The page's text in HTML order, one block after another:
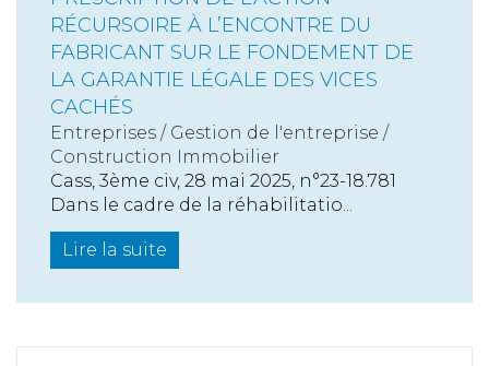
RÉCURSOIRE À L’ENCONTRE DU
FABRICANT SUR LE FONDEMENT DE
LA GARANTIE LÉGALE DES VICES
CACHÉS
Entreprises / Gestion de l'entreprise /
Construction Immobilier
Cass, 3ème civ, 28 mai 2025, n°23-18.781
Dans le cadre de la réhabilitatio...
Lire la suite